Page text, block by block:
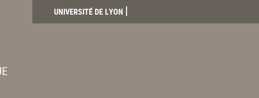
UNIVERSITÉ DE LYON